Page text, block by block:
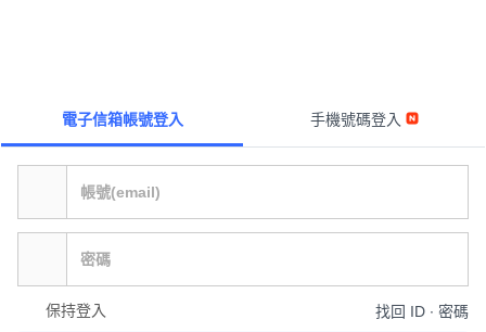
電子信箱帳號登入 手機號碼登入
保持登入 找回 ID ∙ 密碼